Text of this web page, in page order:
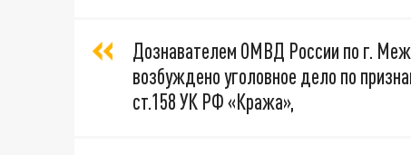
Дознавателем ОМВД России по г.
возбуждено уголовное дело по
ст.158 УК РФ «Кража»,